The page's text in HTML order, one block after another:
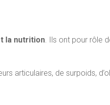
la nutrition. Ils ont pour rôle
articulaires, de surpoids,